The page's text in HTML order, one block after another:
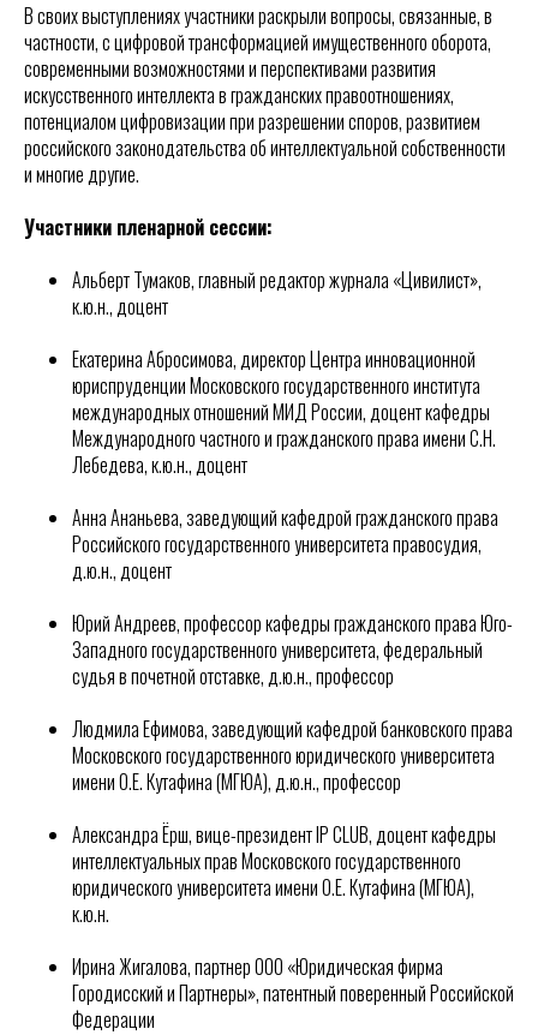
В своих выступлениях участники раскрыли вопросы, связанные, в
частности, с цифровой трансформацией имущественного оборота,
современными возможностями и перспективами развития
искусственного интеллекта в гражданских правоотношениях,
потенциалом цифровизации при разрешении споров, развитием
российского законодательства об интеллектуальной собственности
и многие другие.
Участники пленарной сессии:
Альберт Тумаков, главный редактор журнала «Цивилист»,
к.ю.н., доцент
Екатерина Абросимова, директор Центра инновационной
юриспруденции Московского государственного института
международных отношений МИД России, доцент кафедры
Международного частного и гражданского права имени С.Н.
Лебедева, к.ю.н., доцент
Анна Ананьева, заведующий кафедрой гражданского права
Российского государственного университета правосудия,
д.ю.н., доцент
Юрий Андреев, профессор кафедры гражданского права Юго-
Западного государственного университета, федеральный
судья в почетной отставке, д.ю.н., профессор
Людмила Ефимова, заведующий кафедрой банковского права
Московского государственного юридического университета
имени О.Е. Кутафина (МГЮА), д.ю.н., профессор
Александра Ёрш, вице-президент IP CLUB, доцент кафедры
интеллектуальных прав Московского государственного
юридического университета имени О.Е. Кутафина (МГЮА),
к.ю.н.
Ирина Жигалова, партнер ООО «Юридическая фирма
Городисский и Партнеры», патентный поверенный Российской
Федерации